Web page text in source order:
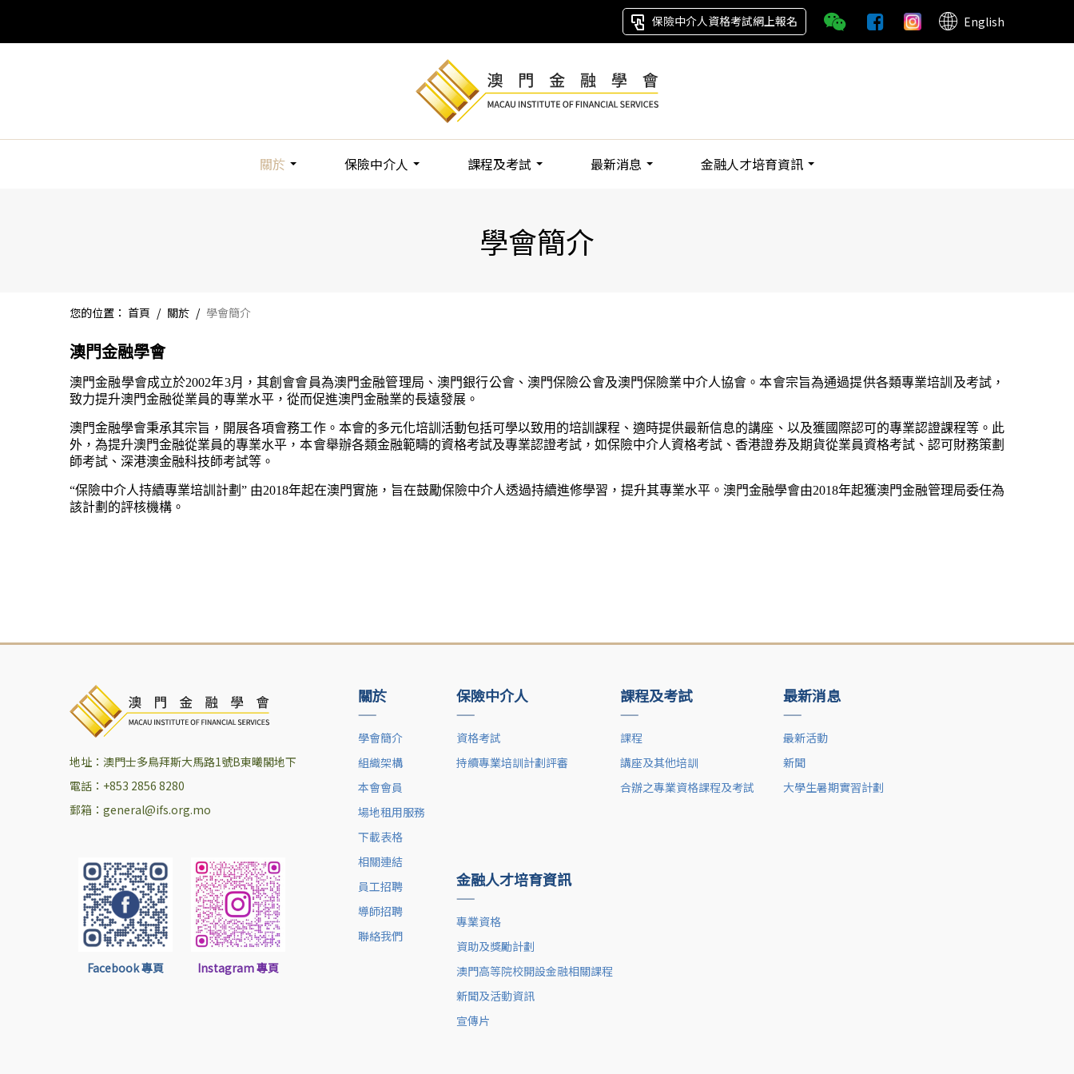
保險中介人資格考試網上報名 English
關於 保險中介人 課程及考試 最新消息 金融人才培育資訊
學會簡介
您的位置： 首頁 / 關於 / 學會簡介
澳門金融學會
澳門金融學會成立於2002年3月，其創會會員為澳門金融管理局、澳門銀行公會、澳門保險公會及澳門保險業中介人協會。本會宗旨為通過提供各類專業培訓及考試，
致力提升澳門金融從業員的專業水平，從而促進澳門金融業的長遠發展。
澳門金融學會秉承其宗旨，開展各項會務工作。本會的多元化培訓活動包括可學以致用的培訓課程、適時提供最新信息的講座、以及獲國際認可的專業認證課程等。此
外，為提升澳門金融從業員的專業水平，本會舉辦各類金融範疇的資格考試及專業認證考試，如保險中介人資格考試、香港證券及期貨從業員資格考試、認可財務策劃
師考試、深港澳金融科技師考試等。
“保險中介人持續專業培訓計劃” 由2018年起在澳門實施，旨在鼓勵保險中介人透過持續進修學習，提升其專業水平。澳門金融學會由2018年起獲澳門金融管理局委任為
該計劃的評核機構。
地址：澳門士多鳥拜斯大馬路1號B東曦閣地下
電話：+853 2856 8280
郵箱：general@ifs.org.mo
Facebook 專頁 Instagram 專頁
關於
——
學會簡介
組織架構
本會會員
場地租用服務
下載表格
相關連結
員工招聘
導師招聘
聯絡我們
保險中介人
——
資格考試
持續專業培訓計劃評審
課程及考試
——
課程
講座及其他培訓
合辦之專業資格課程及考試
最新消息
——
最新活動
新聞
大學生暑期實習計劃
金融人才培育資訊
——
專業資格
資助及獎勵計劃
澳門高等院校開設金融相關課程
新聞及活動資訊
宣傳片